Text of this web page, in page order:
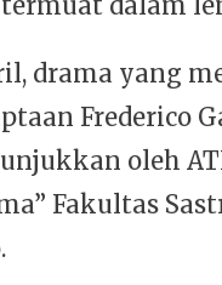
drama yang
Frederico
oleh
Fakultas